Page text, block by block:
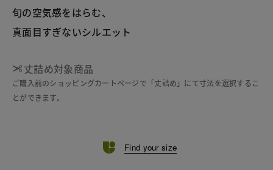
旬の空気感をはらむ、
真面目すぎないシルエット
丈詰め対象商品
ご購入前のショッピングカートページで「丈詰め」にて寸法を選択するこ
とができます。
Find your size
LINE